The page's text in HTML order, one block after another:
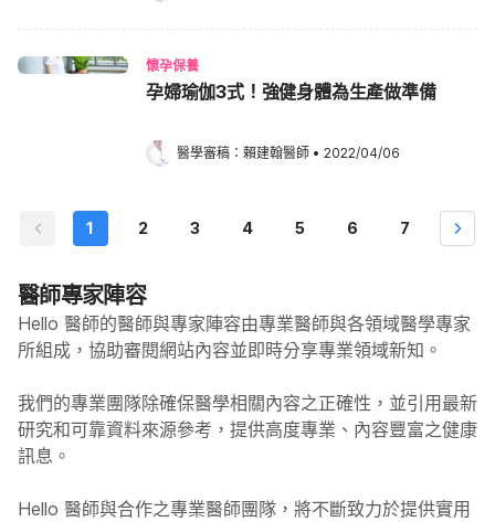
懷孕保養
孕婦瑜伽3式！強健身體為生產做準備
醫學審稿： 賴建翰醫師 • 2022/04/06
1 2 3 4 5 6 7
醫師專家陣容
Hello 醫師的醫師與專家陣容由專業醫師與各領域醫學專家
所組成，協助審閱網站內容並即時分享專業領域新知。
我們的專業團隊除確保醫學相關內容之正確性，並引用最新
研究和可靠資料來源參考，提供高度專業、內容豐富之健康
訊息。
Hello 醫師與合作之專業醫師團隊，將不斷致力於提供實用